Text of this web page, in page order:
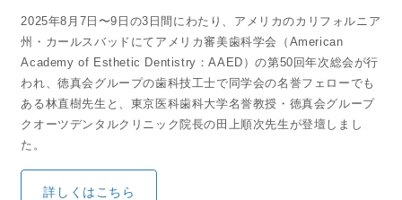
2025年8月7日〜9日の3日間にわたり、アメリカのカリフォルニア
州・カールスバッドにてアメリカ審美歯科学会（American
Academy of Esthetic Dentistry：AAED）の第50回年次総会が行
われ、徳真会グループの歯科技工士で同学会の名誉フェローでも
ある林直樹先生と、東京医科歯科大学名誉教授・徳真会グループ
クオーツデンタルクリニック院長の田上順次先生が登壇しまし
た。
詳しくはこちら